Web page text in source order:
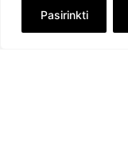
Pasirinkti